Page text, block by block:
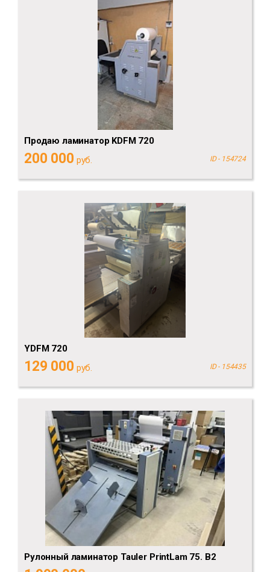
Продаю ламинатор KDFM 720
200 000 руб. ID - 154724
YDFM 720
129 000 руб. ID - 154435
Рулонный ламинатор Tauler PrintLam 75. B2